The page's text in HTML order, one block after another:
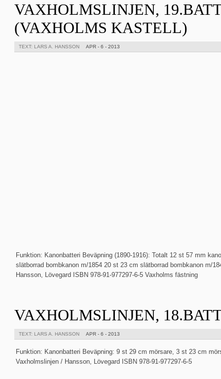
VAXHOLMSLINJEN,
(VAXHOLMS KASTELL)
TEXT: LARS A. HANSSON APR - 6 - 2013
Funktion: Kanonbatteri Beväpning (1890-1916): Totalt 12 st 57 mm
slätborrad bombkanon m/1854 20 st 23 cm slätborrad bombkanon m/
Hansson, Lövegard ISBN 978-91-977297-6-5 Vaxholms fästning
VAXHOLMSLINJEN,
TEXT: LARS A. HANSSON APR - 6 - 2013
Funktion: Kanonbatteri Beväpning: 9 st 29 cm mörsare, 3 st 23 cm
Vaxholmslinjen / Hansson, Lövegard ISBN 978-91-977297-6-5